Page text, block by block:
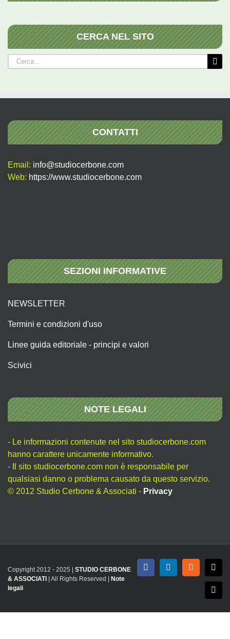
CERCA NEL SITO
Cerca
per:
CONTATTI
Email: info@studiocerbone.com
Web: https://www.studiocerbone.com
SEZIONI INFORMATIVE
NEWSLETTER
Termini e condizioni d'uso
Linee guida editoriale - principi e valori
Scivici
NOTE LEGALI
- Le informazioni contenute nel sito studiocerbone.com
hanno carattere unicamente informativo.
- Il sito studiocerbone.com non è responsabile per
qualsiasi danno o problema causato da questo servizio.
© 2012 Studio Cerbone & Associati - Privacy
Copyright 2012 - 2025 | STUDIO CERBONE
& ASSOCIATI
| All Rights Reserved |
Note
legali
FacebookLinkedInRss X